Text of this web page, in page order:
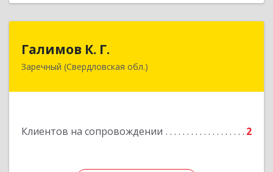
Галимов К. Г.
Заречный (Свердловская обл.)
Клиентов на сопровождении 2
Свердловская обл, г. Заречный, ул. Кузнецова,